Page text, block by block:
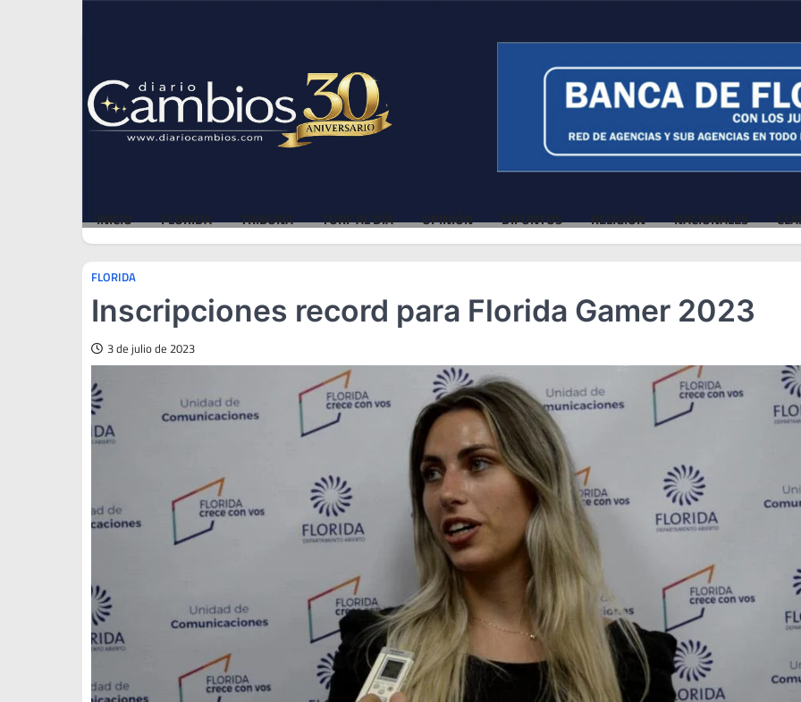
INICIO FLORIDA TRIBUNA TURF AL DÍA OPINIÓN DIFUNTOS RELIGIÓN NACIONALES
FLORIDA
Inscripciones record para Florida Gamer 2023
3 de julio de 2023